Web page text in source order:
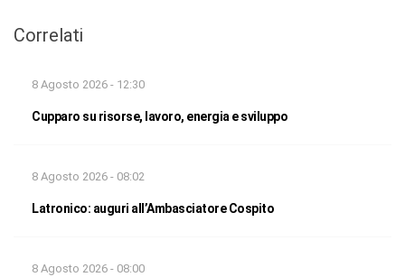
Correlati
8 Agosto 2026 - 12:30
Cupparo su risorse, lavoro, energia e sviluppo
8 Agosto 2026 - 08:02
Latronico: auguri all’Ambasciatore Cospito
8 Agosto 2026 - 08:00